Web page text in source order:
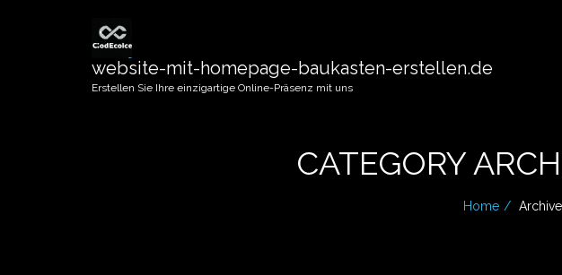
website-mit-homepage-baukasten-erstellen.de
Erstellen Sie Ihre einzigartige Online-Präsenz mit uns
CATEGORY
Home